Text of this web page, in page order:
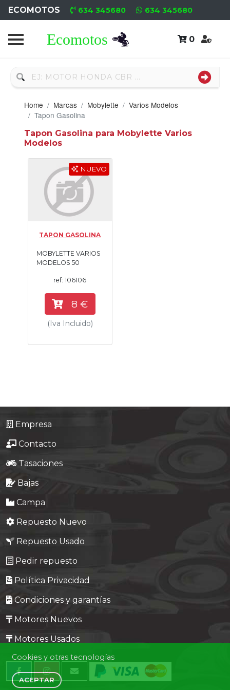
ECOMOTOS 634 345680 634 345680
0
Home
Usado
Neumáticos
Campa
Motores
Nuevos
Motores
Empresa
Contacto
Home Marcas Mobylette
Varios Modelos
Tapon Gasolina
Tapon Gasolina para Mobylette Varios
Modelos
NUEVO
TAPON GASOLINA
MOBYLETTE VARIOS
MODELOS 50
ref: 106106
8 €
(Iva Incluido)
Empresa
Contacto
Tasaciones
Bajas
Campa
Repuesto Nuevo
Repuesto Usado
Pedir repuesto
Política Privacidad
Condiciones y garantías
Motores Nuevos
Motores Usados
Cookies y otras tecnologías
ACEPTAR